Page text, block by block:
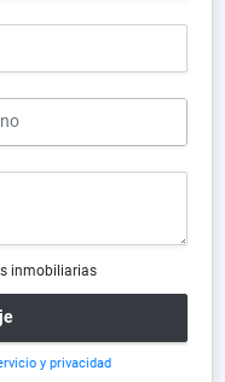
inmobiliarias
y privacidad